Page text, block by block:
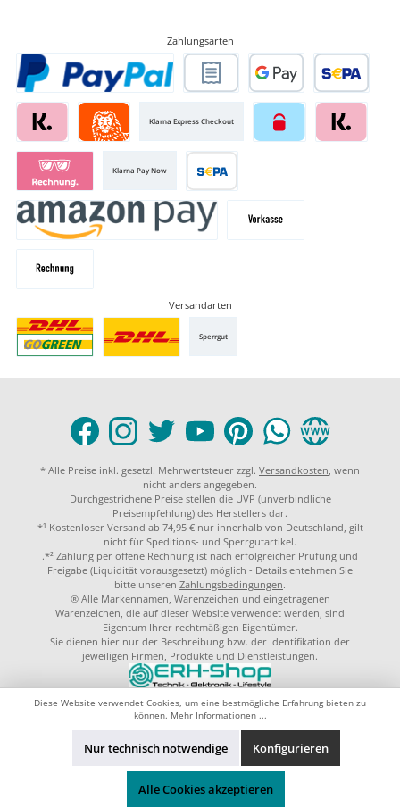
Zahlungsarten
Klarna Express Checkout
Klarna Pay Now
Versandarten
Sperrgut
* Alle Preise inkl. gesetzl. Mehrwertsteuer zzgl. Versandkosten, wenn
nicht anders angegeben.
Durchgestrichene Preise stellen die UVP (unverbindliche
Preisempfehlung) des Herstellers dar.
*¹ Kostenloser Versand ab 74,95 € nur innerhalb von Deutschland, gilt
nicht für Speditions- und Sperrgutartikel.
.*² Zahlung per offene Rechnung ist nach erfolgreicher Prüfung und
Freigabe (Liquidität vorausgesetzt) möglich - Details entehmen Sie
bitte unseren Zahlungsbedingungen.
® Alle Markennamen, Warenzeichen und eingetragenen
Warenzeichen, die auf dieser Website verwendet werden, sind
Eigentum Ihrer rechtmäßigen Eigentümer.
Sie dienen hier nur der Beschreibung bzw. der Identifikation der
jeweiligen Firmen, Produkte und Dienstleistungen.
Diese Website verwendet Cookies, um eine bestmögliche Erfahrung bieten zu
können. Mehr Informationen ...
Nur technisch notwendige Konfigurieren
Alle Cookies akzeptieren